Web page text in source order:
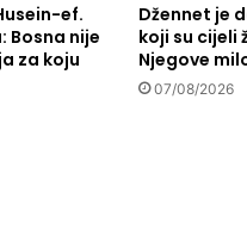
ef.
Bosna nije
za koju
Džennet je
koji su cijeli
Njegove
07/08/2026